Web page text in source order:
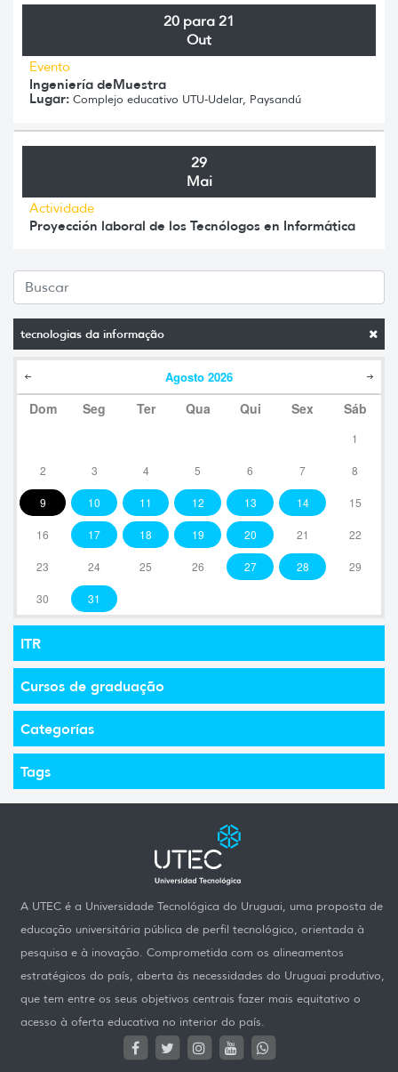
tecnologias da informação
Agosto 2026
Dom Seg Ter Qua Qui Sex Sáb
1
2 3 4 5 6 7 8
9 10 11 12 13 14 15
16 17 18 19 20 21 22
23 24 25 26 27 28 29
30 31
ITR
Cursos de graduação
Categorías
Tags
20 para 21
Out
Evento
Ingeniería deMuestra
Lugar: Complejo educativo UTU-Udelar, Paysandú
29
Mai
Actividade
Proyección laboral de los Tecnólogos en Informática
A UTEC é a Universidade Tecnológica do Uruguai, uma proposta de
educação universitária pública de perfil tecnológico, orientada à
pesquisa e à inovação. Comprometida com os alineamentos
estratégicos do país, aberta às necessidades do Uruguai produtivo,
que tem entre os seus objetivos centrais fazer mais equitativo o
acesso à oferta educativa no interior do país.